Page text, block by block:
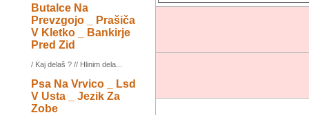
Butalce Na
Prevzgojo _ Prašiča
V Kletko _ Bankirje
Pred Zid
/ Kaj delaš ? // Hlinim dela...
Psa Na Vrvico _ Lsd
V Usta _ Jezik Za
Zobe